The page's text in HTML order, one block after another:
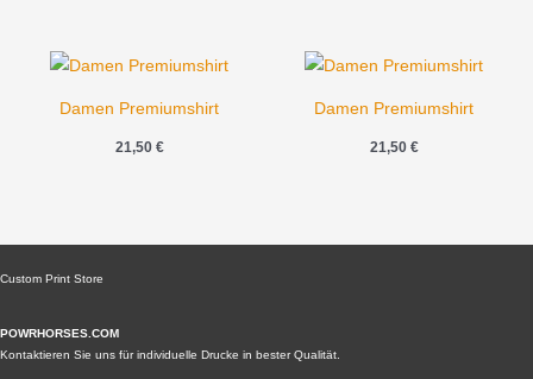
Damen Premiumshirt
21,50 €
Damen Premiumshirt
21,50 €
Custom Print Store
POWRHORSES.COM
Kontaktieren Sie uns für individuelle Drucke in bester Qualität.